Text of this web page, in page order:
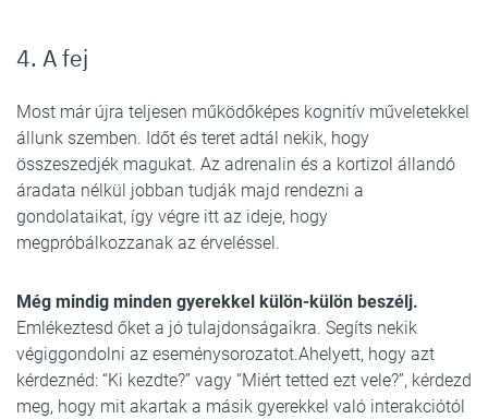
4. A fej
Most már újra teljesen működőképes kognitív műveletekkel
állunk szemben. Időt és teret adtál nekik, hogy
összeszedjék magukat. Az adrenalin és a kortizol állandó
áradata nélkül jobban tudják majd rendezni a
gondolataikat, így végre itt az ideje, hogy
megpróbálkozzanak az érveléssel.
Még mindig minden gyerekkel külön-külön beszélj.
Emlékeztesd őket a jó tulajdonságaikra. Segíts nekik
végiggondolni az eseménysorozatot.Ahelyett, hogy azt
kérdeznéd: “Ki kezdte?” vagy “Miért tetted ezt vele?”, kérdezd
meg, hogy mit akartak a másik gyerekkel való interakciótól